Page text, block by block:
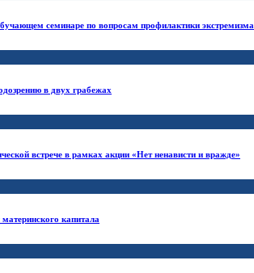
семинаре по вопросам профилактики экстремизма
в двух грабежах
встрече в рамках акции «Нет ненависти и вражде»
капитала